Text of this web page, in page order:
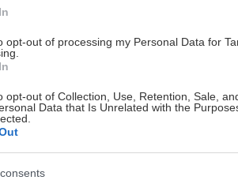
opt-out of processing my Personal Data for
opt-out of Collection, Use, Retention, Sale,
Data that Is Unrelated with the